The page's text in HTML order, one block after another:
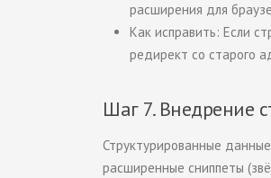
расширения для
Как исправить: Если
редирект со старого
Шаг 7. Внедрение
Структурированные
расширенные сниппеты